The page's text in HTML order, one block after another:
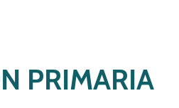
PRIMARIA